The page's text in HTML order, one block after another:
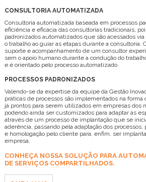
CONSULTORIA AUTOMATIZADA
Consultoria automatizada baseada em processos
eficiência e eficácia das consultorias tradicionais,
padronizados automatizados que são acessados
o trabalho ao guiar as etapas durante a consultoria.
suporte e acompanhamento de um consultor
sem o apoio humano durante a condução do
e é orientado pelo processo automatizado.
PROCESSOS PADRONIZADOS
Valendo-se da expertise da equipe da Gestão
práticas de processos são implementados na forma
já prontos para serem utilizados em empresas dos
podendo ainda ser customizados para adaptar às
através de um processo de implantação que se
aderência, passando pela adaptação dos
e homologação pelo cliente para, enfim, ser
empresa.
CONHEÇA NOSSA SOLUÇÃO PARA
DE SERVIÇOS COMPARTILHADOS.